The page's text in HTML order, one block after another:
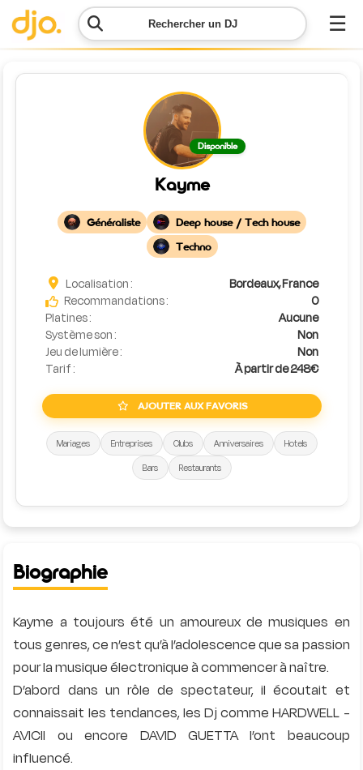
Rechercher un DJ ☰
Menu
ma
demande
de prix
Disponible
Kayme
Généraliste
Deep house / Tech house
Techno
Localisation :
Bordeaux, France
Recommandations :
0
Platines :
Aucune
Système son :
Non
Jeu de lumière :
Non
Tarif :
À partir de 248€
AJOUTER AUX FAVORIS
Mariages Entreprises Clubs Anniversaires
Hotels
Bars
Restaurants
Biographie
Kayme a toujours été un amoureux de musiques en
tous genres, ce n’est qu’à l’adolescence que sa passion
pour la musique électronique à commencer à naître.
D’abord dans un rôle de spectateur, il écoutait et
connaissait les tendances, les Dj comme HARDWELL -
AVICII ou encore DAVID GUETTA l’ont beaucoup
influencé.